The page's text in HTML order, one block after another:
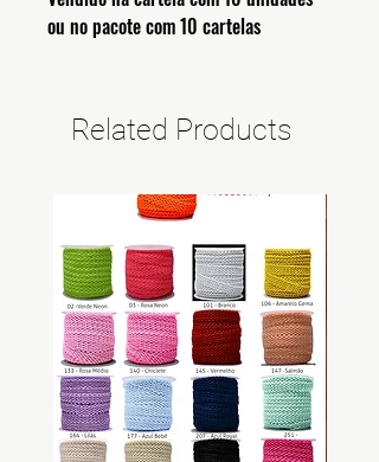
ou no pacote com 10 cartelas
Related Products